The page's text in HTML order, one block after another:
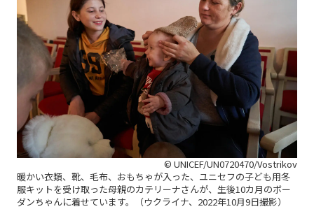
© UNICEF/UN0720470/Vostrikov
暖かい衣類、靴、毛布、おもちゃが入った、ユニセフの子ども用冬
服キットを受け取った母親のカテリーナさんが、生後10カ月のボー
ダンちゃんに着せています。（ウクライナ、2022年10月9日撮影）